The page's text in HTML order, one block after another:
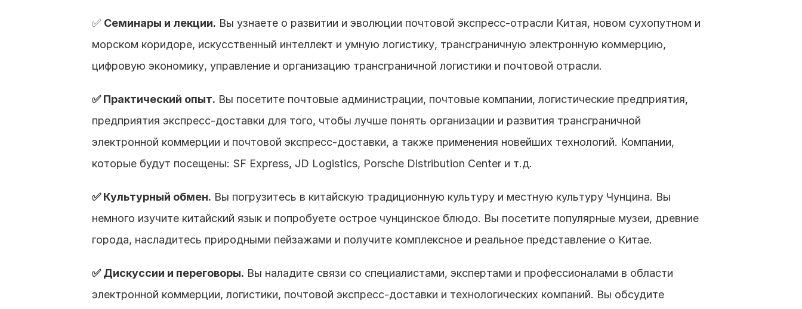
✅ Семинары и лекции. Вы узнаете о развитии и эволюции почтовой экспресс-отрасли Китая, новом сухопутном и
морском коридоре, искусственный интеллект и умную логистику, трансграничную электронную коммерцию,
цифровую экономику, управление и организацию трансграничной логистики и почтовой отрасли.
✅ Практический опыт. Вы посетите почтовые администрации, почтовые компании, логистические предприятия,
предприятия экспресс-доставки для того, чтобы лучше понять организации и развития трансграничной
электронной коммерции и почтовой экспресс-доставки, а также применения новейших технологий. Компании,
которые будут посещены: SF Express, JD Logistics, Porsche Distribution Center и т.д.
✅ Культурный обмен. Вы погрузитесь в китайскую традиционную культуру и местную культуру Чунцина. Вы
немного изучите китайский язык и попробуете острое чунцинское блюдо. Вы посетите популярные музеи, древние
города, насладитесь природными пейзажами и получите комплексное и реальное представление о Китае.
✅ Дискуссии и переговоры. Вы наладите связи со специалистами, экспертами и профессионалами в области
электронной коммерции, логистики, почтовой экспресс-доставки и технологических компаний. Вы обсудите